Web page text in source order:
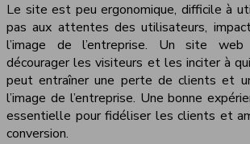
Le site est peu ergonomique, difficile à
pas aux attentes des utilisateurs,
l’image de l’entreprise. Un site
décourager les visiteurs et les inciter à
peut entraîner une perte de clients et
l’image de l’entreprise. Une bonne
essentielle pour fidéliser les clients et
conversion.